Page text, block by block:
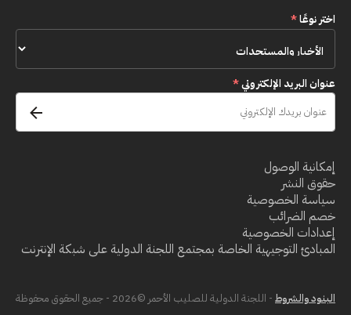
اختر نوعًا*
عنوان البريد الإلكتروني*
إمكانية الوصول
حقوق النشر
سياسة الخصوصية
خصم الضرائب
إعدادات الخصوصية
المبادئ التوجيهية الخاصة بمجتمع اللجنة الدولية على شبكة الإنترنت
البنود والشروط - اللجنة الدولية للصليب الأحمر ©2026 - جميع الحقوق محفوظة